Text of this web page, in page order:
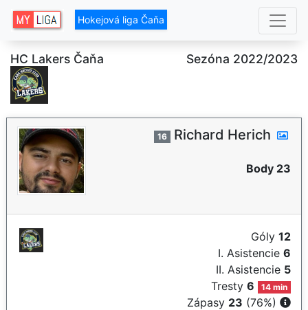
Hokejová liga Čaňa
HC Lakers Čaňa Sezóna 2022/2023
16 Richard Herich
Body 23
Góly 12
I. Asistencie 6
II. Asistencie 5
Tresty6 14 min
Zápasy 23 (76%)